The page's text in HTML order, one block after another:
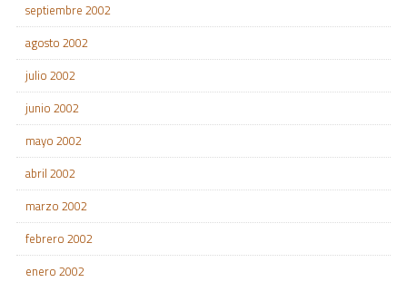
septiembre 2002
agosto 2002
julio 2002
junio 2002
mayo 2002
abril 2002
marzo 2002
febrero 2002
enero 2002